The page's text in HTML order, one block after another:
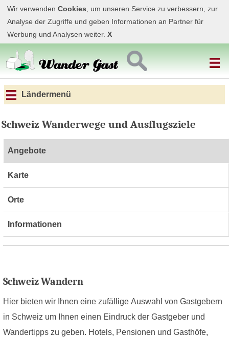
Wir verwenden Cookies , um unseren Service zu verbessern, zur
Analyse der Zugriffe und geben Informationen an Partner für
Werbung und Analysen weiter. X
Ländermenü
Schweiz Wanderwege und Ausflugsziele
Angebote
Karte
Orte
Informationen
Schweiz Wandern
Hier bieten wir Ihnen eine zufällige Auswahl von Gastgebern
in Schweiz um Ihnen einen Eindruck der Gastgeber und
Wandertipps zu geben. Hotels, Pensionen und Gasthöfe,